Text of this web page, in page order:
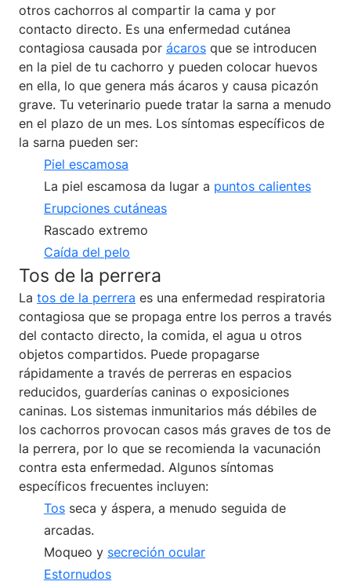
otros cachorros al compartir la cama y por
contacto directo. Es una enfermedad cutánea
contagiosa causada por ácaros que se introducen
en la piel de tu cachorro y pueden colocar huevos
en ella, lo que genera más ácaros y causa picazón
grave. Tu veterinario puede tratar la sarna a menudo
en el plazo de un mes. Los síntomas específicos de
la sarna pueden ser:
Piel escamosa
La piel escamosa da lugar a puntos calientes
Erupciones cutáneas
Rascado extremo
Caída del pelo
Tos de la perrera
La tos de la perrera es una enfermedad respiratoria
contagiosa que se propaga entre los perros a través
del contacto directo, la comida, el agua u otros
objetos compartidos. Puede propagarse
rápidamente a través de perreras en espacios
reducidos, guarderías caninas o exposiciones
caninas. Los sistemas inmunitarios más débiles de
los cachorros provocan casos más graves de tos de
la perrera, por lo que se recomienda la vacunación
contra esta enfermedad. Algunos síntomas
específicos frecuentes incluyen:
Tos seca y áspera, a menudo seguida de
arcadas.
Moqueo y secreción ocular
Estornudos